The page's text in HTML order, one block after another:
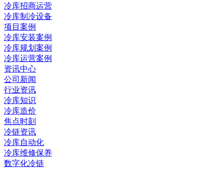
冷库招商运营
冷库制冷设备
项目案例
冷库安装案例
冷库规划案例
冷库运营案例
资讯中心
公司新闻
行业资讯
冷库知识
冷库造价
焦点时刻
冷链资讯
冷库自动化
冷库维修保养
数字化冷链